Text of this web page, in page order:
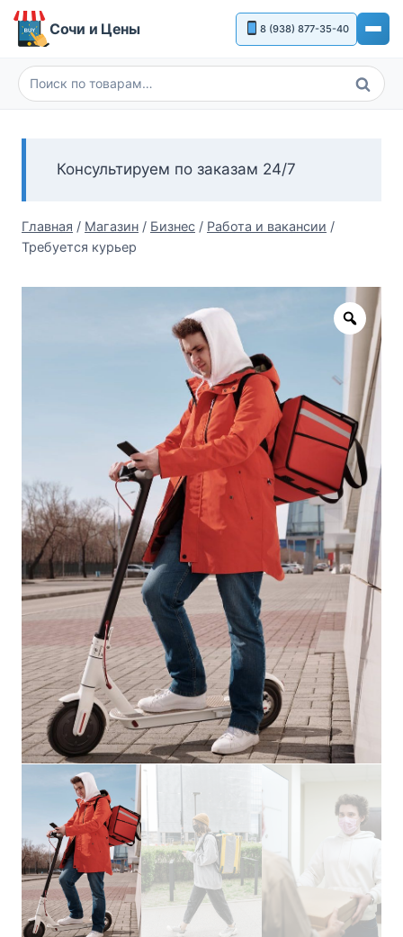
Перейти
Сочи и Цены 8 (938) 877-35-40
Искать:
Поиск
Консультируем по заказам 24/7
Главная / Магазин / Бизнес / Работа и вакансии /
Требуется курьер
Zoom